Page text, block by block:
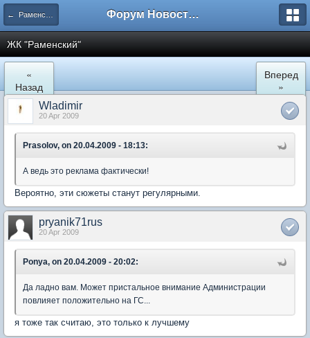
← Раменское Форум Новостройки
ЖК "Рaменский"
«
Назад
Вперед
»
Wladimir
20 Apr 2009
Prasolov, on 20.04.2009 - 18:13:
А ведь это реклама фактически!
Вероятно, эти сюжеты станут регулярными.
pryanik71rus
20 Apr 2009
Ponya, on 20.04.2009 - 20:02:
Да ладно вам. Может пристальное внимание Администрации
повлияет положительно на ГС...
я тоже так считаю, это только к лучшему